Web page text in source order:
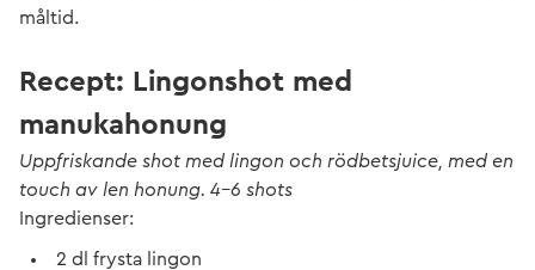
måltid.
Recept: Lingonshot med
manukahonung
Uppfriskande shot med lingon och rödbetsjuice, med en
touch av len honung. 4–6 shots
Ingredienser:
2 dl frysta lingon